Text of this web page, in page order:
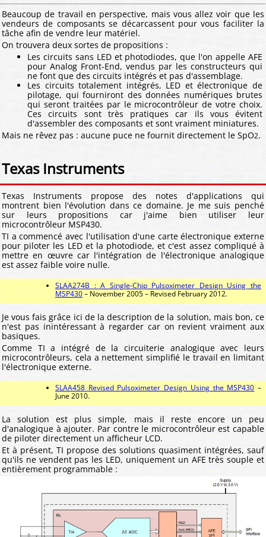
Beaucoup de travail en perspective, mais vous allez voir que les
vendeurs de composants se décarcassent pour vous faciliter la
tâche afin de vendre leur matériel.
On trouvera deux sortes de propositions :
Les circuits sans LED et photodiodes, que l'on appelle AFE
pour Analog Front-End, vendus par les constructeurs qui
ne font que des circuits intégrés et pas d'assemblage.
Les circuits totalement intégrés, LED et électronique de
pilotage, qui fourniront des données numériques brutes
qui seront traitées par le microcontrôleur de votre choix.
Ces circuits sont très pratiques car ils vous évitent
d'assembler des composants et sont vraiment miniatures.
Mais ne rêvez pas : aucune puce ne fournit directement le SpO2.
Texas Instruments
Texas Instruments propose des notes d'applications qui
montrent bien l'évolution dans ce domaine. Je me suis penché
sur leurs propositions car j'aime bien utiliser leur
microcontrôleur MSP430.
TI a commencé avec l'utilisation d'une carte électronique externe
pour piloter les LED et la photodiode, et c'est assez compliqué à
mettre en œuvre car l'intégration de l'électronique analogique
est assez faible voire nulle.
SLAA274B : A Single-Chip Pulsoximeter Design Using the
MSP430– November 2005 – Revised February 2012.
Je vous fais grâce ici de la description de la solution, mais bon, ce
n'est pas inintéressant à regarder car on revient vraiment aux
basiques.
Comme TI a intégré de la circuiterie analogique avec leurs
microcontrôleurs, cela a nettement simplifié le travail en limitant
l'électronique externe.
SLAA458 Revised Pulsoximeter Design Using the MSP430 –
June 2010.
La solution est plus simple, mais il reste encore un peu
d'analogique à ajouter. Par contre le microcontrôleur est capable
de piloter directement un afficheur LCD.
Et à présent, TI propose des solutions quasiment intégrées, sauf
qu'ils ne vendent pas les LED, uniquement un AFE très souple et
entièrement programmable :